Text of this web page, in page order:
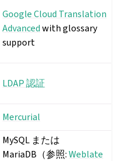
Google Cloud Translation
Advancedwith glossary
support
LDAP 認証
Mercurial
MySQL または
MariaDB（参照:Weblate